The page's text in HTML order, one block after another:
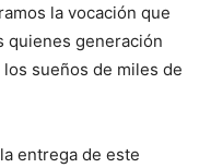
la vocación que
quienes generación
sueños de miles de
entrega de este